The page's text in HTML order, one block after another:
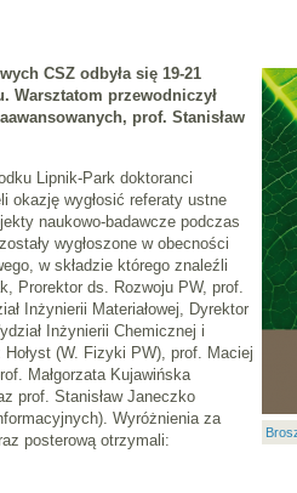
CSZ odbyła się 19-21
Warsztatom przewodniczył
prof. Stanisław
Lipnik-Park doktoranci
okazję wygłosić referaty ustne
naukowo-badawcze podczas
wygłoszone w obecności
w składzie którego znaleźli
Prorektor ds. Rozwoju PW, prof.
Inżynierii Materiałowej, Dyrektor
Inżynierii Chemicznej i
(W. Fizyki PW), prof. Maciej
Małgorzata Kujawińska
prof. Stanisław Janeczko
Wyróżnienia za
posterową otrzymali: